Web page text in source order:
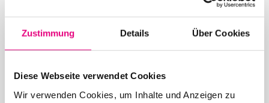
Zustimmung Details Über Cookies
Diese Webseite verwendet Cookies
Wir verwenden Cookies, um Inhalte und Anzeigen zu
More articles in the category:
Press